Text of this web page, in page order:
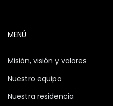
MENÚ
Misión, visión y valores
Nuestro equipo
Nuestra residencia